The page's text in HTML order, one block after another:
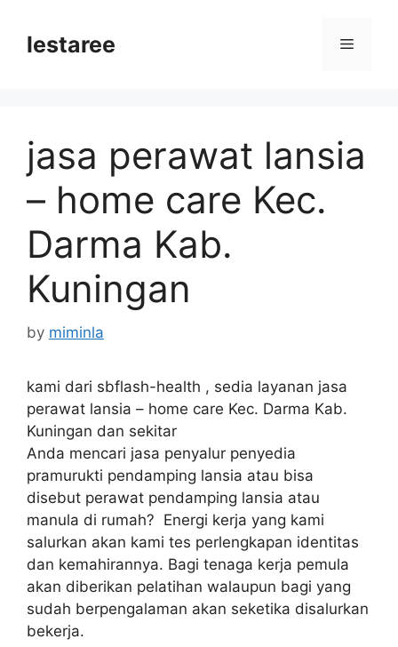
contentlestaree Menu
jasa perawat lansia
– home care Kec.
Darma Kab.
Kuningan
by miminla
kami dari sbflash-health , sedia layanan jasa
perawat lansia – home care Kec. Darma Kab.
Kuningan dan sekitar
Anda mencari jasa penyalur penyedia
pramurukti pendamping lansia atau bisa
disebut perawat pendamping lansia atau
manula di rumah? Energi kerja yang kami
salurkan akan kami tes perlengkapan identitas
dan kemahirannya. Bagi tenaga kerja pemula
akan diberikan pelatihan walaupun bagi yang
sudah berpengalaman akan seketika disalurkan
bekerja.